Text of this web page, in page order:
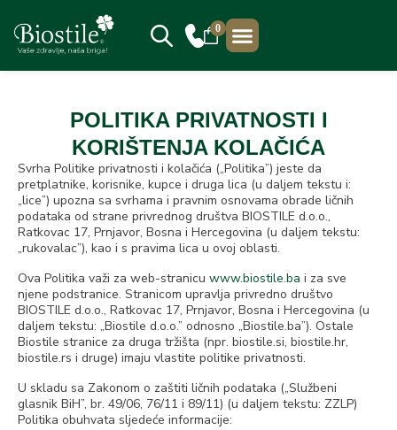
0
POLITIKA PRIVATNOSTI I
KORIŠTENJA KOLAČIĆA
Svrha Politike privatnosti i kolačića („Politika”) jeste da
pretplatnike, korisnike, kupce i druga lica (u daljem tekstu i:
„lice”) upozna sa svrhama i pravnim osnovama obrade ličnih
podataka od strane privrednog društva BIOSTILE d.o.o.,
Ratkovac 17, Prnjavor, Bosna i Hercegovina (u daljem tekstu:
„rukovalac”), kao i s pravima lica u ovoj oblasti.
Ova Politika važi za web-stranicu www.biostile.ba i za sve
njene podstranice. Stranicom upravlja privredno društvo
BIOSTILE d.o.o., Ratkovac 17, Prnjavor, Bosna i Hercegovina (u
daljem tekstu: „Biostile d.o.o.” odnosno „Biostile.ba”). Ostale
Biostile stranice za druga tržišta (npr. biostile.si, biostile.hr,
biostile.rs i druge) imaju vlastite politike privatnosti.
U skladu sa Zakonom o zaštiti ličnih podataka („Službeni
glasnik BiH”, br. 49/06, 76/11 i 89/11) (u daljem tekstu: ZZLP)
Politika obuhvata sljedeće informacije: